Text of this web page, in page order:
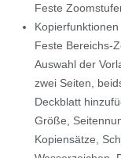
Feste
Kopierfunktionen
Feste Bereichs-
Auswahl der
zwei Seiten,
Deckblatt
Größe,
Kopiensätze,